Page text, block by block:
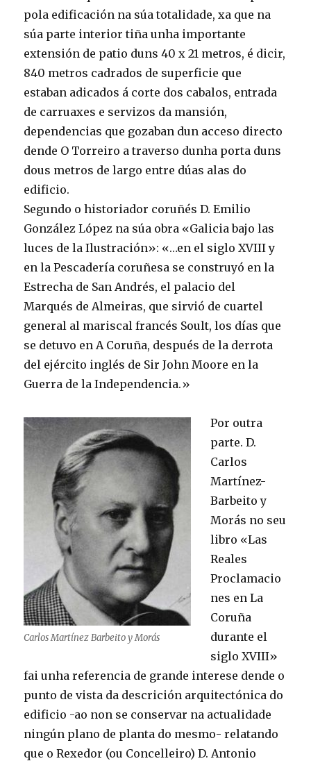
pola edificación na súa totalidade, xa que na
súa parte interior tiña unha importante
extensión de patio duns 40 x 21 metros, é dicir,
840 metros cadrados de superficie que
estaban adicados á corte dos cabalos, entrada
de carruaxes e servizos da mansión,
dependencias que gozaban dun acceso directo
dende O Torreiro a traverso dunha porta duns
dous metros de largo entre dúas alas do
edificio.
Segundo o historiador coruñés D. Emilio
González López na súa obra «Galicia bajo las
luces de la Ilustración»: «…en el siglo XVIII y
en la Pescadería coruñesa se construyó en la
Estrecha de San Andrés, el palacio del
Marqués de Almeiras, que sirvió de cuartel
general al mariscal francés Soult, los días que
se detuvo en A Coruña, después de la derrota
del ejército inglés de Sir John Moore en la
Guerra de la Independencia.»
Carlos Martínez Barbeito y Morás
Por outra
parte. D.
Carlos
Martínez-
Barbeito y
Morás no seu
libro «Las
Reales
Proclamacio
nes en La
Coruña
durante el
siglo XVIII»
fai unha referencia de grande interese dende o
punto de vista da descrición arquitectónica do
edificio -ao non se conservar na actualidade
ningún plano de planta do mesmo- relatando
que o Rexedor (ou Concelleiro) D. Antonio